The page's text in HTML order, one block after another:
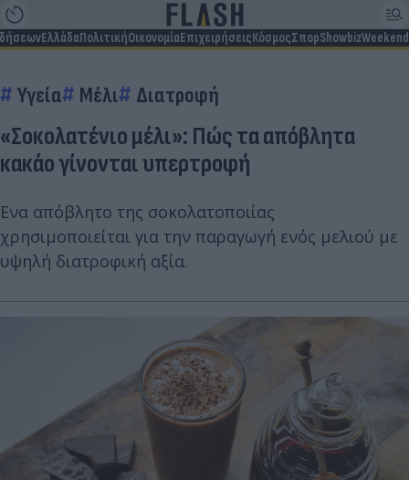
ΕλλάδαΠολιτικήΟικονομίαΕπιχειρήσειςΚόσμοςΣπορShowbizWeekend
Υγεία Μέλι Διατροφή
«Σοκολατένιο μέλι»: Πώς τα απόβλητα
κακάο γίνονται υπερτροφή
Ενα απόβλητο της σοκολατοποιίας
χρησιμοποιείται για την παραγωγή ενός μελιού με
υψηλή διατροφική αξία.